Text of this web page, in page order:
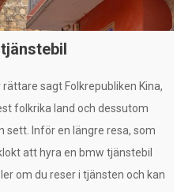
sagt Folkrepubliken Kina,
folkrika land och dessutom
sett. Inför en längre resa, som
att hyra en bmw tjänstebil
om du reser i tjänsten och kan